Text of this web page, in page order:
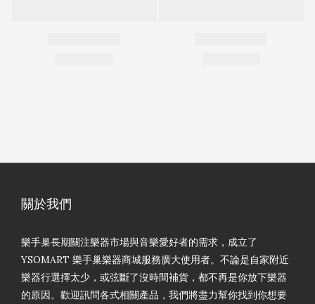
關於我們
樂手巢長期關注樂器市場與音樂愛好者的需求，成立了
YSOMART 樂手巢樂器商城服務廣大使用者。不論是自家附近
樂器行選擇太少，或弦斷了沒時間補貨，都不再是你放下樂器
的原因。歡迎訊問各式相關產品，我們將盡力幫你找到你想要